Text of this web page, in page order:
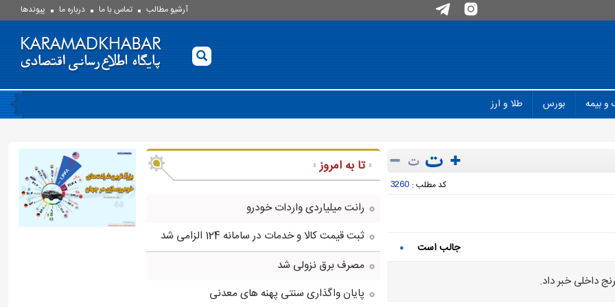
آرشیو مطالب تماس با ما درباره ما پيوندها
و بیمه بورس طلا و ارز
کد مطلب : 3260
جالب است ۰
داخلی خبر داد.
تا به امروز
رانت میلیاردی واردات خودرو
ثبت قیمت کالا و خدمات در سامانه 124 الزامی شد
مصرف برق نزولی شد
پایان واگذاری سنتی پهنه های معدنی